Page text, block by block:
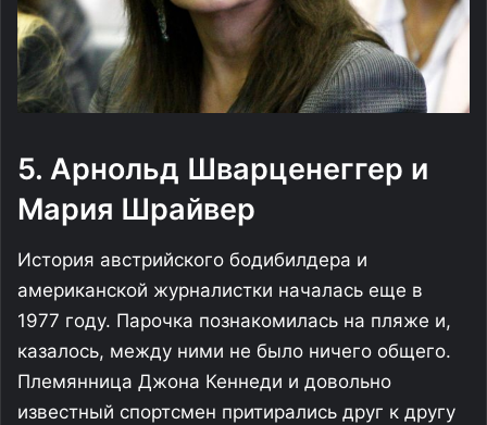
5. Арнольд Шварценеггер и
Мария Шрайвер
История австрийского бодибилдера и
американской журналистки началась еще в
1977 году. Парочка познакомилась на пляже и,
казалось, между ними не было ничего общего.
Племянница Джона Кеннеди и довольно
известный спортсмен притирались друг к другу